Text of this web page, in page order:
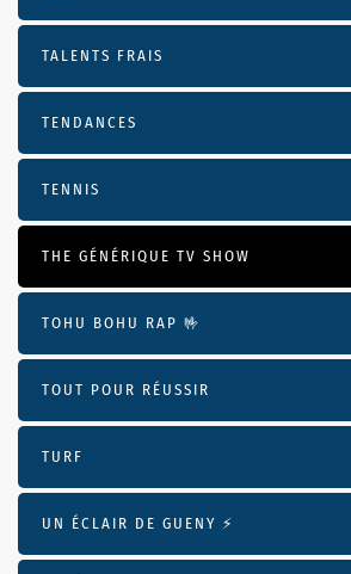
TALENTS FRAIS
TENDANCES
TENNIS
THE GÉNÉRIQUE TV SHOW
TOHU BOHU RAP 🤟
TOUT POUR RÉUSSIR
TURF
UN ÉCLAIR DE GUENY ⚡️